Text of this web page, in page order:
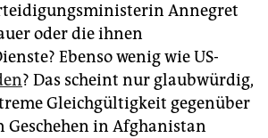
Annegret
oder die ihnen
Ebenso wenig wie US-
? Das scheint nur glaubwürdig,
Gleichgültigkeit gegenüber
in Afghanistan